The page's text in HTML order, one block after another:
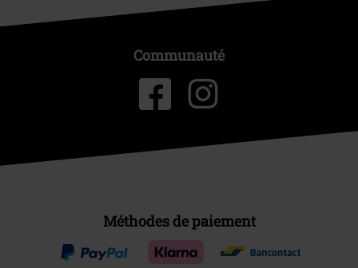
Communauté
Méthodes de paiement